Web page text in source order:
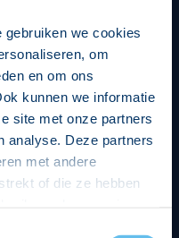
gebruiken we cookies
om
en om ons
kunnen we informatie
site met onze partners
analyse. Deze partners
met andere
of die ze hebben